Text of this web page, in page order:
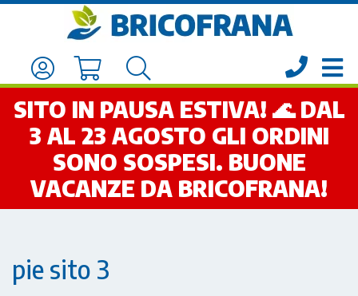
SITO IN PAUSA ESTIVA! 🌊 DAL
3 AL 23 AGOSTO GLI ORDINI
SONO SOSPESI. BUONE
VACANZE DA BRICOFRANA!
pie sito 3